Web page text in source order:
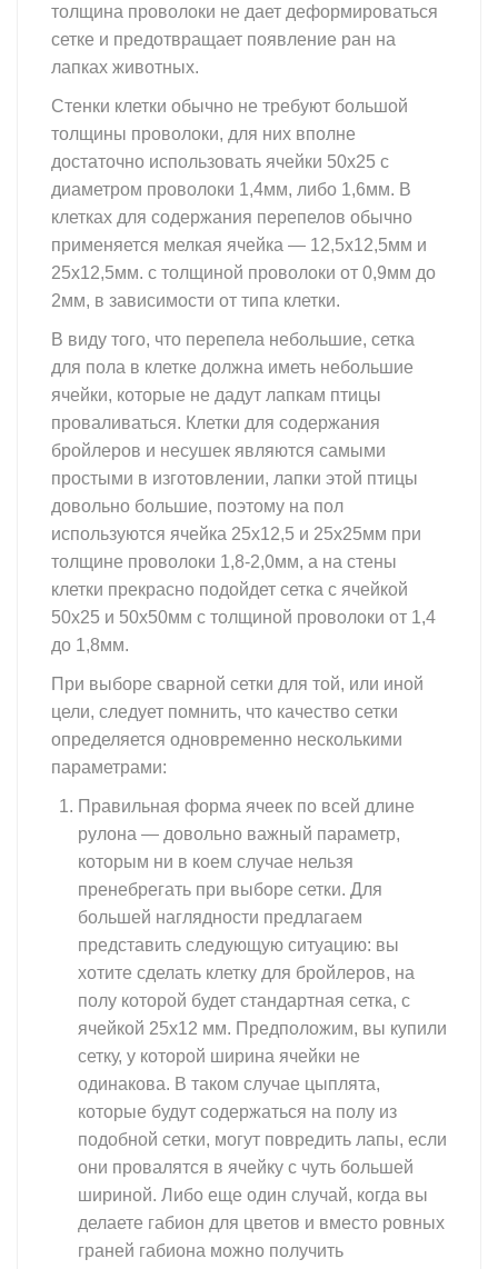
толщина проволоки не дает деформироваться
сетке и предотвращает появление ран на
лапках животных.
Стенки клетки обычно не требуют большой
толщины проволоки, для них вполне
достаточно использовать ячейки 50х25 с
диаметром проволоки 1,4мм, либо 1,6мм. В
клетках для содержания перепелов обычно
применяется мелкая ячейка — 12,5х12,5мм и
25х12,5мм. с толщиной проволоки от 0,9мм до
2мм, в зависимости от типа клетки.
В виду того, что перепела небольшие, сетка
для пола в клетке должна иметь небольшие
ячейки, которые не дадут лапкам птицы
проваливаться. Клетки для содержания
бройлеров и несушек являются самыми
простыми в изготовлении, лапки этой птицы
довольно большие, поэтому на пол
используются ячейка 25х12,5 и 25х25мм при
толщине проволоки 1,8-2,0мм, а на стены
клетки прекрасно подойдет сетка с ячейкой
50х25 и 50х50мм с толщиной проволоки от 1,4
до 1,8мм.
При выборе сварной сетки для той, или иной
цели, следует помнить, что качество сетки
определяется одновременно несколькими
параметрами:
Правильная форма ячеек по всей длине
рулона — довольно важный параметр,
которым ни в коем случае нельзя
пренебрегать при выборе сетки. Для
большей наглядности предлагаем
представить следующую ситуацию: вы
хотите сделать клетку для бройлеров, на
полу которой будет стандартная сетка, с
ячейкой 25х12 мм. Предположим, вы купили
сетку, у которой ширина ячейки не
одинакова. В таком случае цыплята,
которые будут содержаться на полу из
подобной сетки, могут повредить лапы, если
они провалятся в ячейку с чуть большей
шириной. Либо еще один случай, когда вы
делаете габион для цветов и вместо ровных
граней габиона можно получить